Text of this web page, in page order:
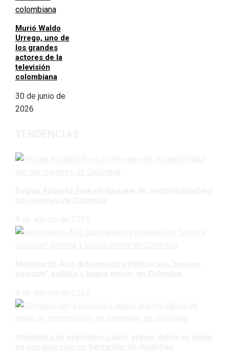
Murió Waldo
Urrego, uno de
los grandes
actores de la
televisión
colombiana
30 de junio de
2026